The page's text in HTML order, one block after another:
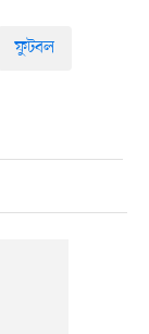
ফুটবল